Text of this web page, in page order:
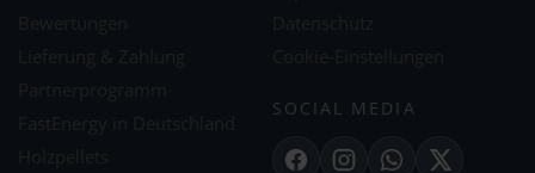
SOCIAL MEDIA
FacebookInstagramWhatsApp
X